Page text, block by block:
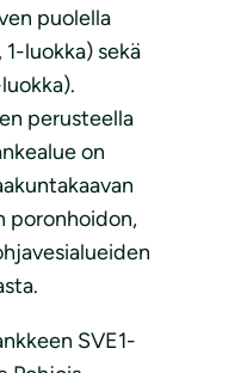
puolella
1-luokka) sekä
perusteella
on
poronhoidon,
SVE1-